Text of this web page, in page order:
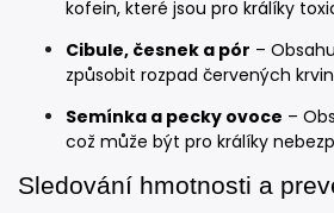
kofein, které jsou pro králíky
Cibule, česnek a pór –
způsobit rozpad červených
Semínka a pecky ovoce –
což může být pro králíky
Sledování hmotnosti a